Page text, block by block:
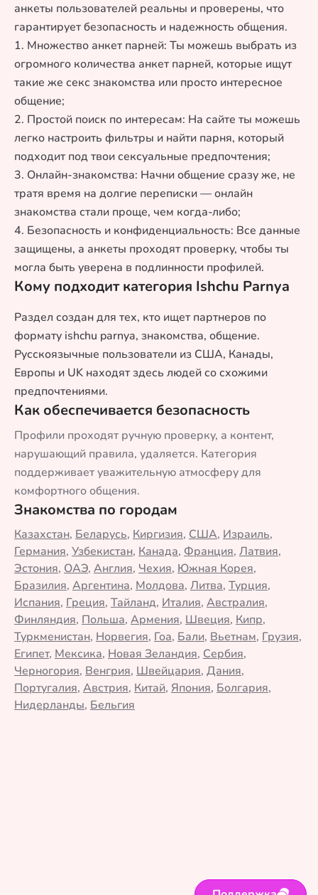
анкеты пользователей реальны и проверены, что
гарантирует безопасность и надежность общения.
1. Множество анкет парней: Ты можешь выбрать из
огромного количества анкет парней, которые ищут
такие же секс знакомства или просто интересное
общение;
2. Простой поиск по интересам: На сайте ты можешь
легко настроить фильтры и найти парня, который
подходит под твои сексуальные предпочтения;
3. Онлайн-знакомства: Начни общение сразу же, не
тратя время на долгие переписки — онлайн
знакомства стали проще, чем когда-либо;
4. Безопасность и конфиденциальность: Все данные
защищены, а анкеты проходят проверку, чтобы ты
могла быть уверена в подлинности профилей.
Кому подходит категория Ishchu Parnya
Раздел создан для тех, кто ищет партнеров по
формату ishchu parnya, знакомства, общение.
Русскоязычные пользователи из США, Канады,
Европы и UK находят здесь людей со схожими
предпочтениями.
Как обеспечивается безопасность
Профили проходят ручную проверку, а контент,
нарушающий правила, удаляется. Категория
поддерживает уважительную атмосферу для
комфортного общения.
Знакомства по городам
Казахстан, Беларусь, Киргизия, США, Израиль,
Германия, Узбекистан, Канада, Франция, Латвия,
Эстония, ОАЭ, Англия, Чехия, Южная Корея,
Бразилия, Аргентина, Молдова, Литва, Турция,
Испания, Греция, Тайланд, Италия, Австралия,
Финляндия, Польша, Армения, Швеция, Кипр,
Туркменистан, Норвегия, Гоа, Бали, Вьетнам, Грузия,
Египет, Мексика, Новая Зеландия, Сербия,
Черногория, Венгрия, Швейцария, Дания,
Португалия, Австрия, Китай, Япония, Болгария,
Нидерланды, Бельгия